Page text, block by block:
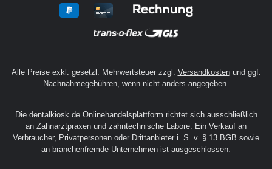
Alle Preise exkl. gesetzl. Mehrwertsteuer zzgl. Versandkostenund ggf.
Nachnahmegebühren, wenn nicht anders angegeben.
Die dentalkiosk.de Onlinehandelsplattform richtet sich ausschließlich
an Zahnarztpraxen und zahntechnische Labore. Ein Verkauf an
Verbraucher, Privatpersonen oder Drittanbieter i. S. v. § 13 BGB sowie
an branchenfremde Unternehmen ist ausgeschlossen.